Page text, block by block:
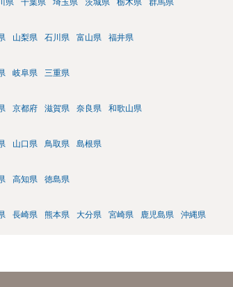
山梨県 石川県 富山県 福井県
岐阜県 三重県
京都府 滋賀県 奈良県 和歌山県
山口県 鳥取県 島根県
高知県 徳島県
長崎県 熊本県 大分県 宮崎県 鹿児島県 沖縄県